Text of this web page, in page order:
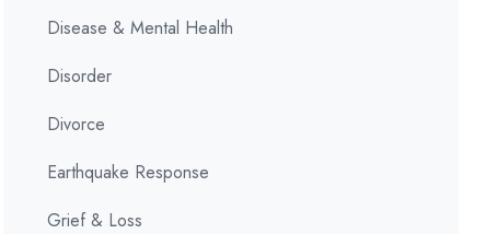
Disease & Mental Health
Disorder
Divorce
Earthquake Response
Grief & Loss